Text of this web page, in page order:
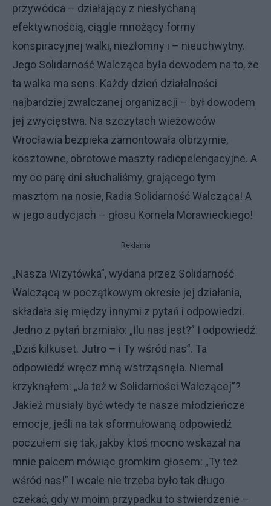
przywódca – działający z niesłychaną
efektywnością, ciągle mnożący formy
konspiracyjnej walki, niezłomny i – nieuchwytny.
Jego Solidarność Walcząca była dowodem na to, że
ta walka ma sens. Każdy dzień działalności
najbardziej zwalczanej organizacji – był dowodem
jej zwycięstwa. Na szczytach wieżowców
Wrocławia bezpieka zamontowała olbrzymie,
kosztowne, obrotowe maszty radiopelengacyjne. A
my co parę dni słuchaliśmy, grającego tym
masztom na nosie, Radia Solidarność Walcząca! A
w jego audycjach – głosu Kornela Morawieckiego!
Reklama
„Nasza Wizytówka”, wydana przez Solidarność
Walczącą w początkowym okresie jej działania,
składała się między innymi z pytań i odpowiedzi.
Jedno z pytań brzmiało: „Ilu nas jest?” I odpowiedź:
„Dziś kilkuset. Jutro – i Ty wśród nas”. Ta
odpowiedź wręcz mną wstrząsnęła. Niemal
krzyknąłem: „Ja też w Solidarności Walczącej”?
Jakież musiały być wtedy te nasze młodzieńcze
emocje, jeśli na tak sformułowaną odpowiedź
poczułem się tak, jakby ktoś mocno wskazał na
mnie palcem mówiąc gromkim głosem: „Ty też
wśród nas!” I wcale nie trzeba było tak długo
czekać, gdy w moim przypadku to stwierdzenie –